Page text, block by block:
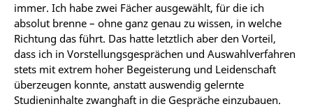
immer. Ich habe zwei Fächer ausgewählt, für die ich
absolut brenne – ohne ganz genau zu wissen, in welche
Richtung das führt. Das hatte letztlich aber den Vorteil,
dass ich in Vorstellungsgesprächen und Auswahlverfahren
stets mit extrem hoher Begeisterung und Leidenschaft
überzeugen konnte, anstatt auswendig gelernte
Studieninhalte zwanghaft in die Gespräche einzubauen.